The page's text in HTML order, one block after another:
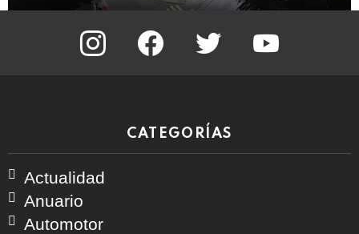
instagram facebook twitter
CATEGORÍAS
Actualidad
Anuario
Automotor